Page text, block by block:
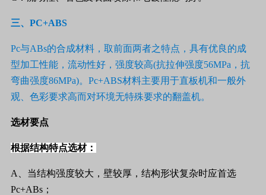
三、 PC+ABS
Pc与ABs的合成材料，取前面两者之特点，具有优良的成
型加工性能，流动性好，强度较高(抗拉伸强度56MPa ，抗
弯曲强度86MPa)。 Pc+ABS材料主要用于直板机和一般外
观、色彩要求高而对环境无特殊要求的翻盖机。
选材要点
根据结构特点选材：
A、当结构强度较大，壁较厚，结构形状复杂时应首选
Pc+ABs ；